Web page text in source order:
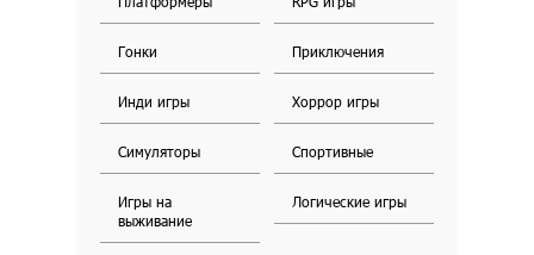
Гонки Приключения
Инди игры Хоррор игры
Симуляторы Спортивные
Игры на
выживание
Логические игры